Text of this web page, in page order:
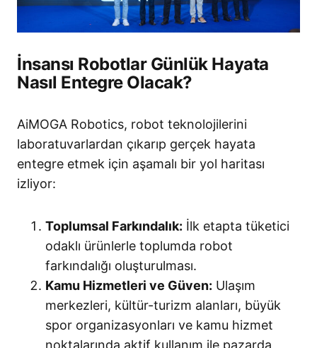
İnsansı Robotlar Günlük Hayata
Nasıl Entegre Olacak?
AiMOGA Robotics, robot teknolojilerini
laboratuvarlardan çıkarıp gerçek hayata
entegre etmek için aşamalı bir yol haritası
izliyor:
Toplumsal Farkındalık: İlk etapta tüketici
odaklı ürünlerle toplumda robot
farkındalığı oluşturulması.
Kamu Hizmetleri ve Güven: Ulaşım
merkezleri, kültür-turizm alanları, büyük
spor organizasyonları ve kamu hizmet
noktalarında aktif kullanım ile pazarda